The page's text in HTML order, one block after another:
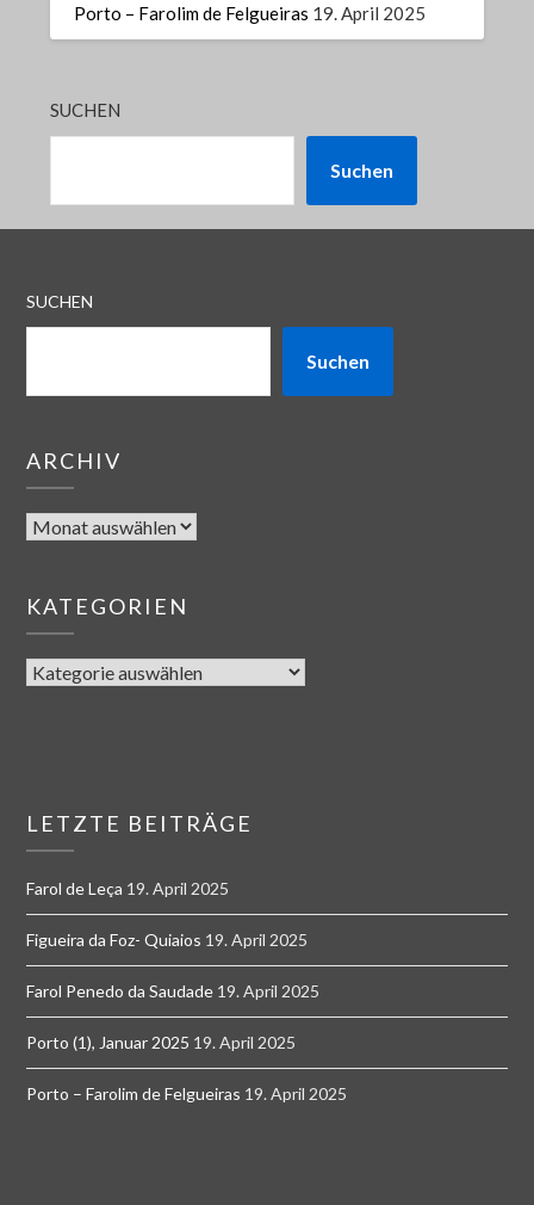
Porto – Farolim de Felgueiras 19. April 2025
SUCHEN
Suchen
SUCHEN
Suchen
ARCHIV
KATEGORIEN
LETZTE BEITRÄGE
Farol de Leça 19. April 2025
Figueira da Foz- Quiaios 19. April 2025
Farol Penedo da Saudade 19. April 2025
Porto (1), Januar 2025 19. April 2025
Porto – Farolim de Felgueiras 19. April 2025